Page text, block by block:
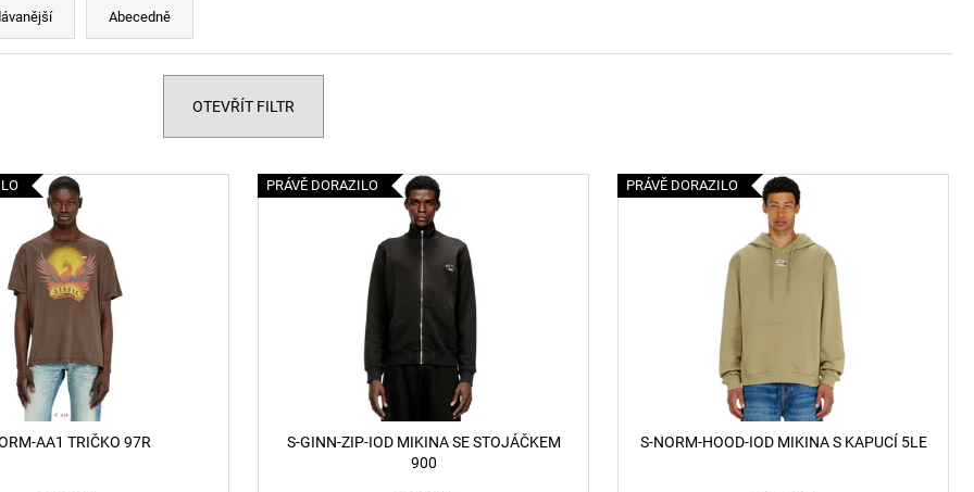
Abecedně
OTEVŘÍT FILTR
AA1 TRIČKO 97R
PRÁVĚ DORAZILO
S-GINN-ZIP-IOD MIKINA SE STOJÁČKEM
900
PRÁVĚ DORAZILO
S-NORM-HOOD-IOD MIKINA S KAPUCÍ 5LE